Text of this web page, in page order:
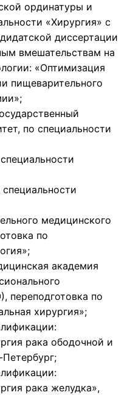
ординатуры и
«Хирургия» с
диссертации
вмешательствам на
«Оптимизация
пищеварительного
по специальности
медицинского
по
академия
переподготовка по
хирургия»;
рака ободочной и
рака желудка»,